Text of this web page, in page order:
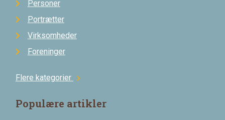
Personer
Portrætter
Virksomheder
Foreninger
Flere kategorier chevron_right
Populære artikler